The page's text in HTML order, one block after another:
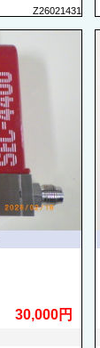
Z26021431
30,000円